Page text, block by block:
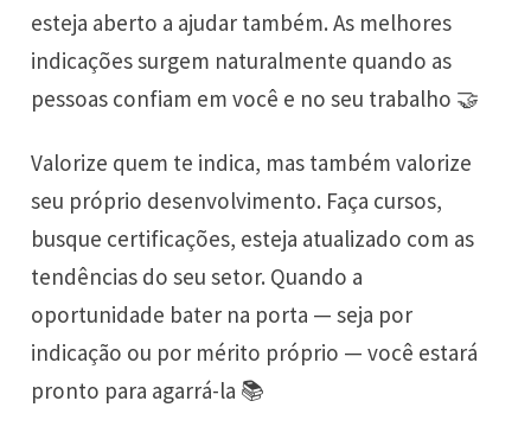
esteja aberto a ajudar também. As melhores
indicações surgem naturalmente quando as
pessoas confiam em você e no seu trabalho 🤝
Valorize quem te indica, mas também valorize
seu próprio desenvolvimento. Faça cursos,
busque certificações, esteja atualizado com as
tendências do seu setor. Quando a
oportunidade bater na porta — seja por
indicação ou por mérito próprio — você estará
pronto para agarrá-la 📚